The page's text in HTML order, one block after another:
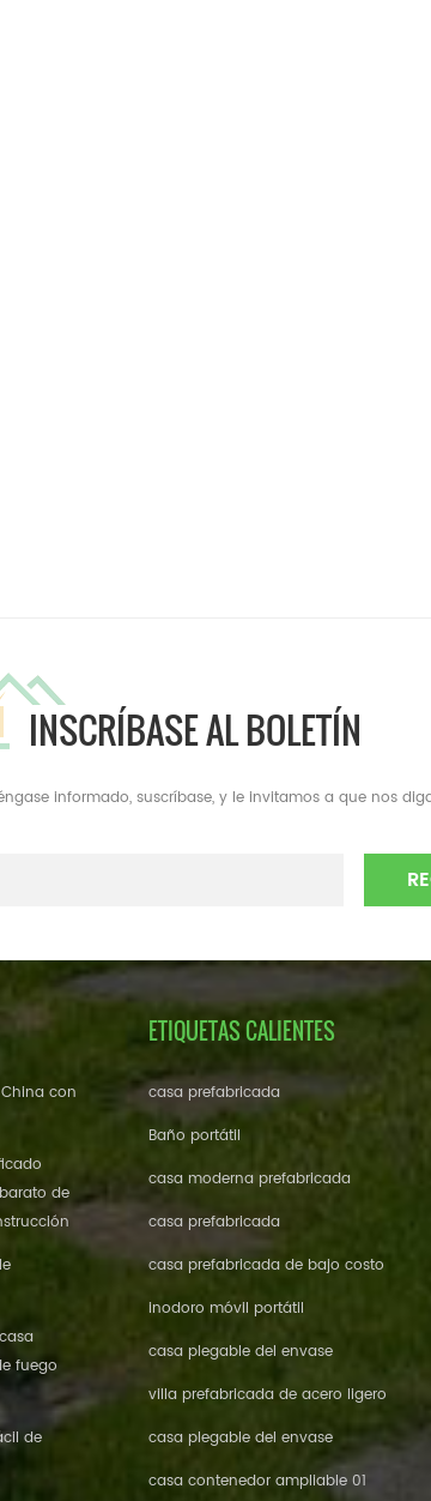
INSCRÍBASE AL BOLETÍN
informado, suscríbase, y le invitamos a que nos
con
de
fuego
de
ETIQUETAS CALIENTES
casa prefabricada
Baño portátil
casa moderna prefabricada
casa prefabricada
casa prefabricada de bajo costo
inodoro móvil portátil
casa plegable del envase
villa prefabricada de acero ligero
casa plegable del envase
casa contenedor ampliable 01